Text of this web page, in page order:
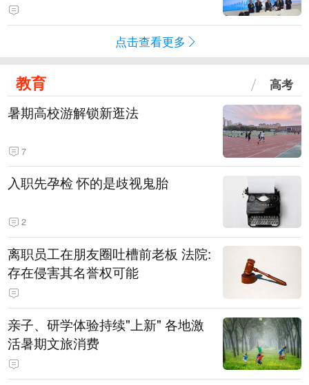
点击查看更多
教育 高考
暑期高校游解锁新逛法
7
入职先孕检 怀的是歧视鬼胎
2
离职员工在朋友圈吐槽前老板 法院:
存在侵害其名誉权可能
亲子、研学体验持续"上新" 各地激
活暑期文旅消费